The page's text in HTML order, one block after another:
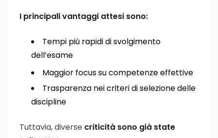
I principali vantaggi attesi sono:
Tempi più rapidi di svolgimento
dell’esame
Maggior focus su competenze effettive
Trasparenza nei criteri di selezione delle
discipline
Tuttavia, diverse criticità sono già state